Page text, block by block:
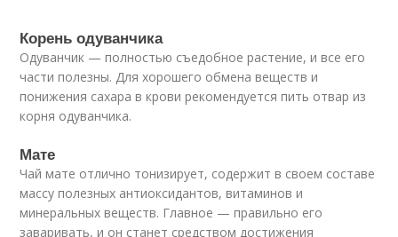
Корень одуванчика
Одуванчик — полностью съедобное растение, и все его
части полезны. Для хорошего обмена веществ и
понижения сахара в крови рекомендуется пить отвар из
корня одуванчика.
Мате
Чай мате отлично тонизирует, содержит в своем составе
массу полезных антиоксидантов, витаминов и
минеральных веществ. Главное — правильно его
заваривать, и он станет средством достижения